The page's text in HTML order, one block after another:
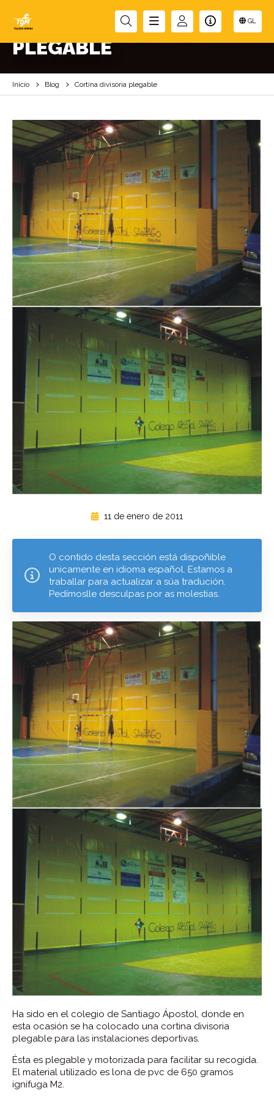
GL
CORTINA DIVISORIA
PLEGABLE
Inicio Blog Cortina divisoria plegable
11 de enero de 2011
O contido desta sección está dispoñible
unicamente en idioma español. Estamos a
traballar para actualizar a súa tradución.
Pedímoslle desculpas por as molestias.
Ha sido en el colegio de Santiago Ápostol, donde en
esta ocasión se ha colocado una cortina divisoria
plegable para las instalaciones deportivas.
Ésta es plegable y motorizada para facilitar su recogida.
El material utilizado es lona de pvc de 650 gramos
ignífuga M2.